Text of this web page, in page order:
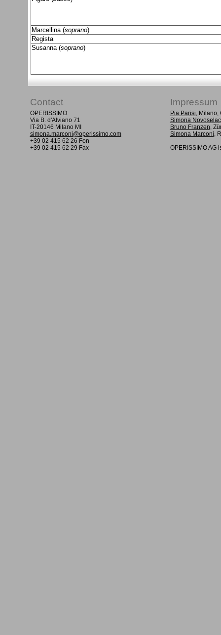
Marcellina (soprano)
Regista
Susanna (soprano)
Contact Impressum
OPERISSIMO
Via B. d'Alviano 71
IT-20146 Milano MI
simona.marconi@operissimo.com
+39 02 415 62 26 Fon
+39 02 415 62 29 Fax
Pia Parisi, Milano,
Simona Novoselac
Bruno Franzen,
Simona Marconi,
OPERISSIMO AG